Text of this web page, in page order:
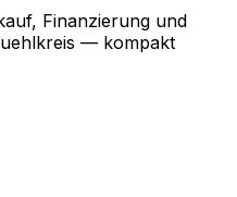
Finanzierung und
— kompakt